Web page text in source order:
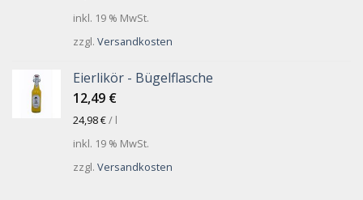
inkl. 19 % MwSt.
zzgl. Versandkosten
Eierlikör - Bügelflasche
12,49 €
24,98€/ l
inkl. 19 % MwSt.
zzgl. Versandkosten